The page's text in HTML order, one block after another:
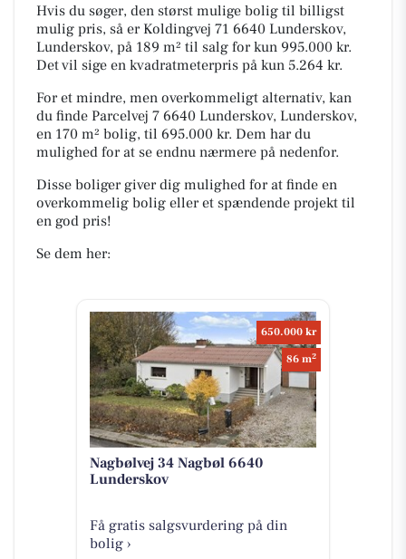
Hvis du søger, den størst mulige bolig til billigst
mulig pris, så er Koldingvej 71 6640 Lunderskov,
Lunderskov, på 189 m² til salg for kun 995.000 kr.
Det vil sige en kvadratmeterpris på kun 5.264 kr.
For et mindre, men overkommeligt alternativ, kan
du finde Parcelvej 7 6640 Lunderskov, Lunderskov,
en 170 m² bolig, til 695.000 kr. Dem har du
mulighed for at se endnu nærmere på nedenfor.
Disse boliger giver dig mulighed for at finde en
overkommelig bolig eller et spændende projekt til
en god pris!
Se dem her:
650.000 kr
86 m2
Nagbølvej 34 Nagbøl 6640
Lunderskov
Få gratis salgsvurdering på din
bolig ›